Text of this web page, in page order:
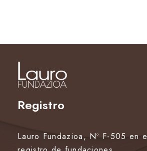
Registro
Lauro Fundazioa, Nº F-505 en